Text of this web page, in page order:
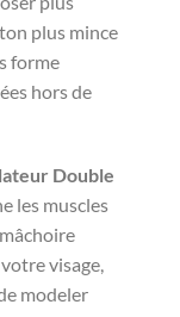
plus mince
forme
hors de
Double
les muscles
visage,
modeler